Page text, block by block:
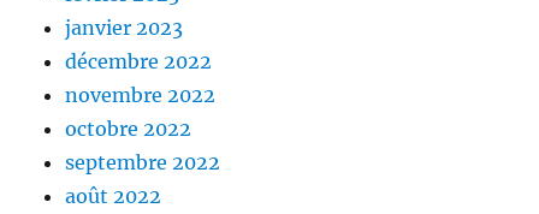
janvier 2023
décembre 2022
novembre 2022
octobre 2022
septembre 2022
août 2022